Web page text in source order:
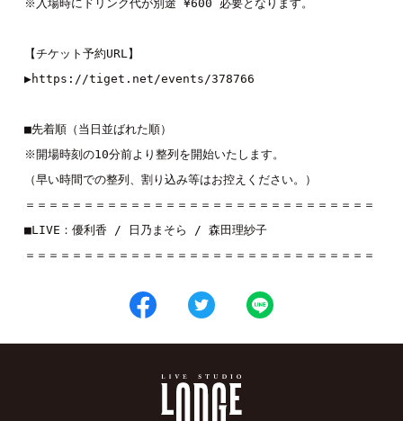
※入場時にドリンク代が別途 ¥600 必要となります。
【チケット予約URL】
▶︎https://tiget.net/events/378766
■先着順（当日並ばれた順）
※開場時刻の10分前より整列を開始いたします。
（早い時間での整列、割り込み等はお控えください。）
＝＝＝＝＝＝＝＝＝＝＝＝＝＝＝＝＝＝＝＝＝＝＝＝＝＝＝＝＝＝
■LIVE： 優利香 / 日乃まそら / 森田理紗子
＝＝＝＝＝＝＝＝＝＝＝＝＝＝＝＝＝＝＝＝＝＝＝＝＝＝＝＝＝＝